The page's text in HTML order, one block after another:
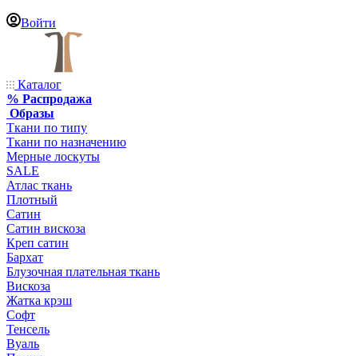
Войти
Каталог
% Распродажа
Образы
Ткани по типу
Ткани по назначению
Мерные лоскуты
SALE
Атлас ткань
Плотный
Сатин
Сатин вискоза
Креп сатин
Бархат
Блузочная плательная ткань
Вискоза
Жатка крэш
Софт
Тенсель
Вуаль